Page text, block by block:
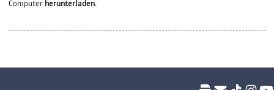
Computer herunterladen.